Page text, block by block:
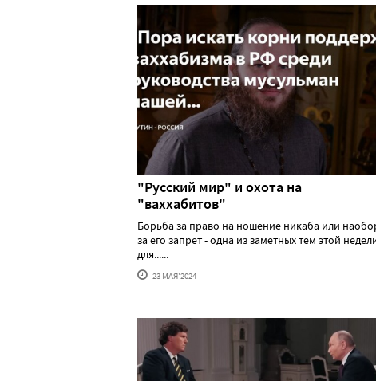
"Русский мир" и охота на
"ваххабитов"
Борьба за право на ношение никаба или
за его запрет - одна из заметных тем этой
для......
23 МАЯ'2024